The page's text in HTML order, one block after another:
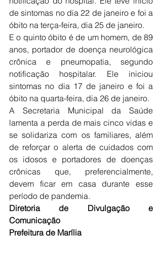
de sintomas no dia 22 de janeiro e foi a
óbito na terça-feira, dia 25 de janeiro.
E o quinto óbito é de um homem, de 89
anos, portador de doença neurológica
crônica e pneumopatia, segundo
notificação hospitalar. Ele iniciou
sintomas no dia 17 de janeiro e foi a
óbito na quarta-feira, dia 26 de janeiro.
A Secretaria Municipal da Saúde
lamenta a perda de mais cinco vidas e
se solidariza com os familiares, além
de reforçar o alerta de cuidados com
os idosos e portadores de doenças
crônicas que, preferencialmente,
devem ficar em casa durante esse
período de pandemia.
Diretoria de Divulgação e
Comunicação
Prefeitura de Marília